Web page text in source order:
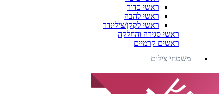
ראשי כדור
ראשי להבה
ראשי לקקן/צילינדר
ראשי סגירה והחלקה
ראשים קרמיים
משטחי צילום